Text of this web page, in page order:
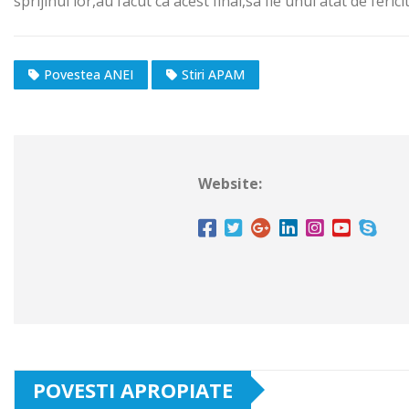
Povestea ANEI Stiri APAM
Website:
POVESTI APROPIATE